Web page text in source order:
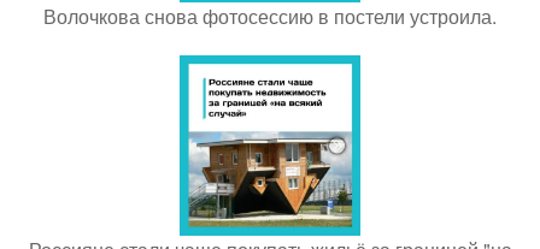
Волочкова снова фотосессию в постели устроила.